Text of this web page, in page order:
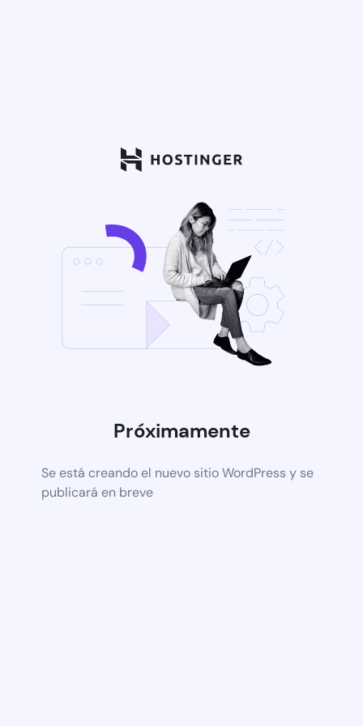
Próximamente
Se está creando el nuevo sitio WordPress y se
publicará en breve